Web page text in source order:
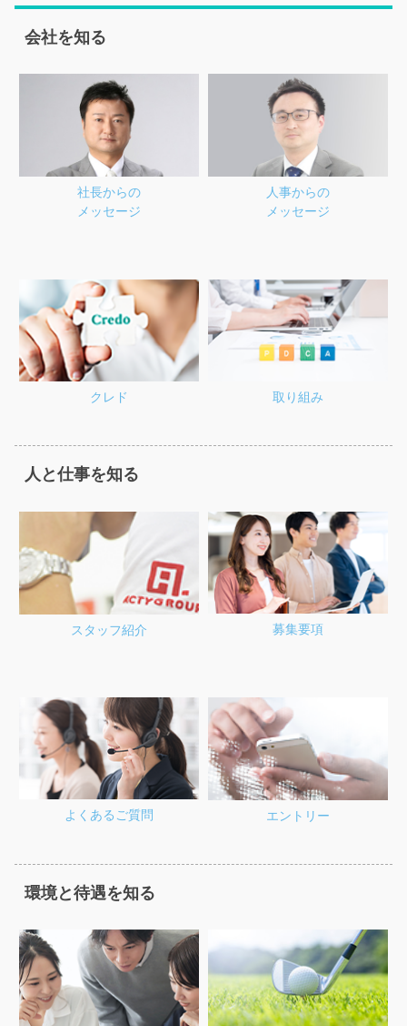
会社を知る
社長からの
メッセージ
人事からの
メッセージ
クレド 取り組み
人と仕事を知る
スタッフ紹介 募集要項
よくあるご質問 エントリー
環境と待遇を知る